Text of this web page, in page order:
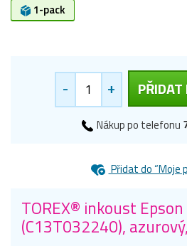
1-pack
- + PŘIDAT
Nákup po telefonu
Přidat do “Moje
TOREX® inkoust
(C13T032240),